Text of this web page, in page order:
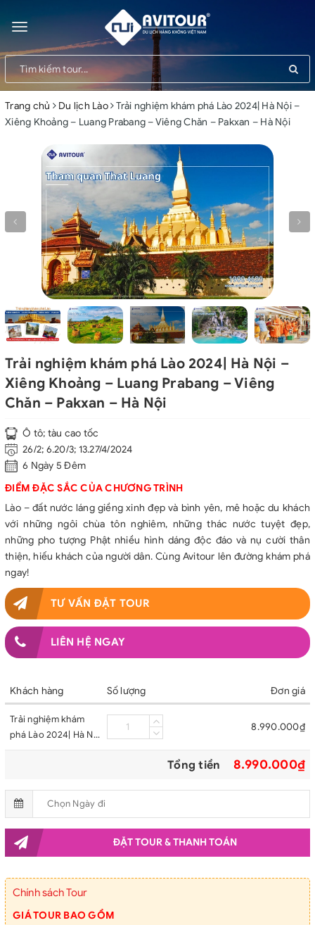
Toggle
navigation
Trang chủ Du lịch Lào
Trải nghiệm khám phá Lào 2024| Hà Nội –
Xiêng Khoảng – Luang Prabang – Viêng Chăn – Pakxan – Hà Nội
Trải nghiệm khám phá Lào 2024| Hà Nội –
Xiêng Khoảng – Luang Prabang – Viêng
Chăn – Pakxan – Hà Nội
Ô tô; tàu cao tốc
26/2; 6.20/3; 13.27/4/2024
6 Ngày 5 Đêm
ĐIỂM ĐẶC SẮC CỦA CHƯƠNG TRÌNH
Lào – đất nước láng giềng xinh đẹp và bình yên, mê hoặc du khách
với những ngôi chùa tôn nghiêm, những thác nước tuyệt đẹp,
những pho tượng Phật nhiều hình dáng độc đáo và nụ cười thân
thiện, hiếu khách của người dân. Cùng Avitour lên đường khám phá
ngay!
TƯ VẤN ĐẶT TOUR
LIÊN HỆ NGAY
Khách hàng Số lượng Đơn giá
Trải nghiệm khám
phá Lào 2024| Hà Nội
– Hà Nội
8.990.000₫
Tổng tiền 8.990.000₫
ĐẶT TOUR & THANH TOÁN
Chính sách Tour
GIÁ TOUR BAO GỒM